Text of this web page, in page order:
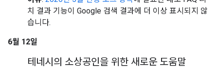
치 결과 기능이 Google 검색 결과에 더 이상 표시되지 않
습니다.
6월 12일
테네시의 소상공인을 위한 새로운 도움말